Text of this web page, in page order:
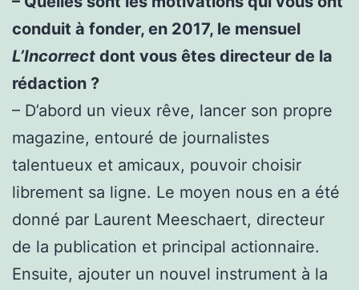
conduit à fonder, en 2017, le mensuel
L’Incorrect dont vous êtes directeur de la
rédaction ?
– D’abord un vieux rêve, lancer son propre
magazine, entouré de journalistes
talentueux et amicaux, pouvoir choisir
librement sa ligne. Le moyen nous en a été
donné par Laurent Meeschaert, directeur
de la publication et principal actionnaire.
Ensuite, ajouter un nouvel instrument à la